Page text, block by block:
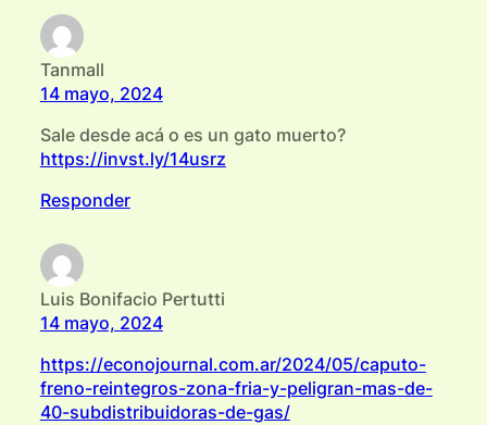
Tanmall
14 mayo, 2024
Sale desde acá o es un gato muerto?
https://invst.ly/14usrz
Responder
Luis Bonifacio Pertutti
14 mayo, 2024
https://econojournal.com.ar/2024/05/caputo-
freno-reintegros-zona-fria-y-peligran-mas-de-
40-subdistribuidoras-de-gas/